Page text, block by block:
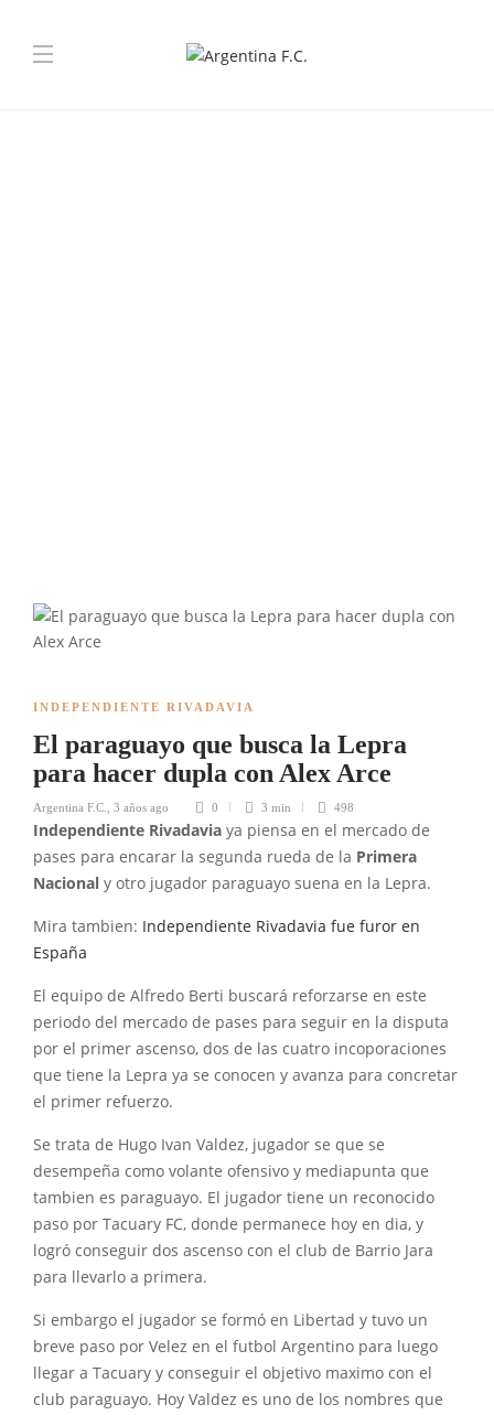
INDEPENDIENTE RIVADAVIA
El paraguayo que busca la Lepra
para hacer dupla con Alex Arce
Argentina F.C. 3 años ago 0 3 min 498
Independiente Rivadavia ya piensa en el mercado de
pases para encarar la segunda rueda de la Primera
Nacional y otro jugador paraguayo suena en la Lepra.
Mira tambien: Independiente Rivadavia fue furor en
España
El equipo de Alfredo Berti buscará reforzarse en este
periodo del mercado de pases para seguir en la disputa
por el primer ascenso, dos de las cuatro incoporaciones
que tiene la Lepra ya se conocen y avanza para concretar
el primer refuerzo.
Se trata de Hugo Ivan Valdez, jugador se que se
desempeña como volante ofensivo y mediapunta que
tambien es paraguayo. El jugador tiene un reconocido
paso por Tacuary FC, donde permanece hoy en dia, y
logró conseguir dos ascenso con el club de Barrio Jara
para llevarlo a primera.
Si embargo el jugador se formó en Libertad y tuvo un
breve paso por Velez en el futbol Argentino para luego
llegar a Tacuary y conseguir el objetivo maximo con el
club paraguayo. Hoy Valdez es uno de los nombres que